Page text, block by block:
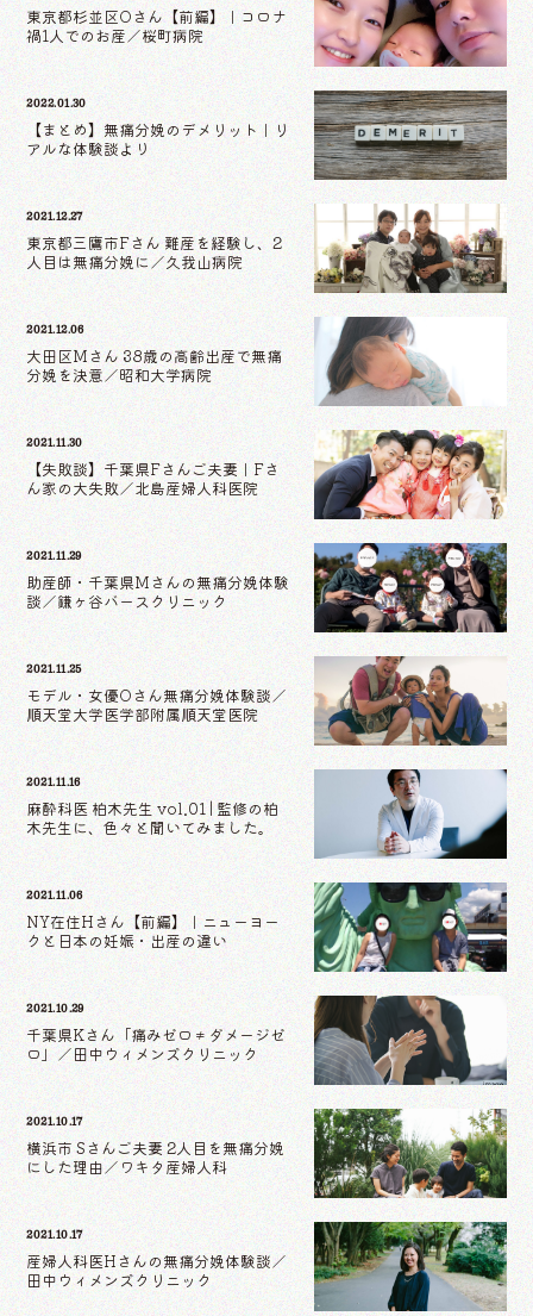
東京都杉並区Oさん【前編】｜コロナ
禍1人でのお産／桜町病院
2022.01.30
【まとめ】無痛分娩のデメリット｜リ
アルな体験談より
2021.12.27
東京都三鷹市Fさん 難産を経験し、2
人目は無痛分娩に／久我山病院
2021.12.06
大田区Mさん 38歳の高齢出産で無痛
分娩を決意／昭和大学病院
2021.11.30
【失敗談】千葉県Fさんご夫妻｜Fさ
ん家の大失敗／北島産婦人科医院
2021.11.29
助産師・千葉県Mさんの無痛分娩体験
談／鎌ヶ谷バースクリニック
2021.11.25
モデル・女優Oさん無痛分娩体験談／
順天堂大学医学部附属順天堂医院
2021.11.16
麻酔科医 柏木先生 vol.01 | 監修の柏
木先生に、色々と聞いてみました。
2021.11.06
NY在住Hさん【前編】｜ニューヨー
クと日本の妊娠・出産の違い
2021.10.29
千葉県Kさん「痛みゼロ≠ダメージゼ
ロ」／田中ウィメンズクリニック
2021.10.17
横浜市 Sさんご夫妻 2人目を無痛分娩
にした理由／ワキタ産婦人科
2021.10.17
産婦人科医Hさんの無痛分娩体験談／
田中ウィメンズクリニック